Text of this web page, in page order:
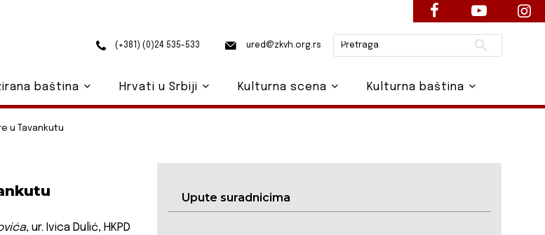
u Tavankutu
, ur. Ivica Dulić, HKPD
Upute suradnicima
(+381) (0)24 535-533 ured@zkvh.org.rs Pretraži
baština Hrvati u Srbiji Kulturna scena Kulturna baština